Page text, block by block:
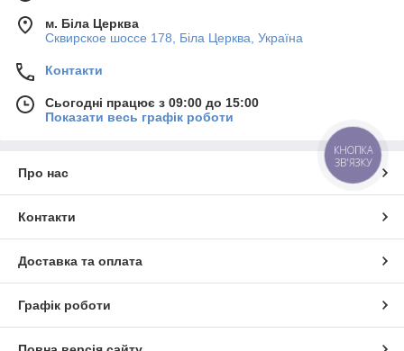
м. Біла Церква
Сквирское шоссе 178, Біла Церква, Україна
Контакти
Сьогодні працює з 09:00 до 15:00
Показати весь графік роботи
Про нас
Контакти
Доставка та оплата
Графік роботи
КНОПКА
ЗВ'ЯЗКУ